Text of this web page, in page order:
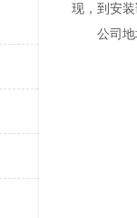
现，到安
公司地址